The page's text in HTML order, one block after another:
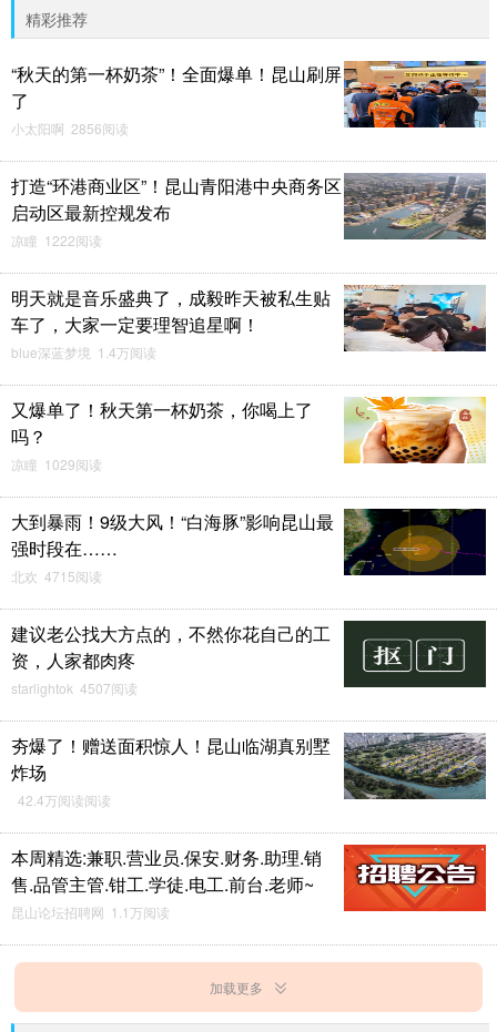
精彩推荐
“秋天的第一杯奶茶”！全面爆单！昆山刷屏
了
小太阳啊 2856阅读
打造“环港商业区”！昆山青阳港中央商务区
启动区最新控规发布
凉瞳 1222阅读
明天就是音乐盛典了，成毅昨天被私生贴
车了，大家一定要理智追星啊！
blue深蓝梦境 1.4万阅读
又爆单了！秋天第一杯奶茶，你喝上了
吗？
凉瞳 1029阅读
大到暴雨！9级大风！“白海豚”影响昆山最
强时段在……
北欢 4715阅读
建议老公找大方点的，不然你花自己的工
资，人家都肉疼
starlightok 4507阅读
夯爆了！赠送面积惊人！昆山临湖真别墅
炸场
42.4万阅读阅读
本周精选:兼职.营业员.保安.财务.助理.销
售.品管主管.钳工.学徒.电工.前台.老师~
昆山论坛招聘网 1.1万阅读
加载更多